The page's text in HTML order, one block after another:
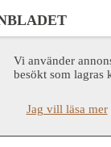
Vi använder
besökt som lagras
Jag vill läsa mer